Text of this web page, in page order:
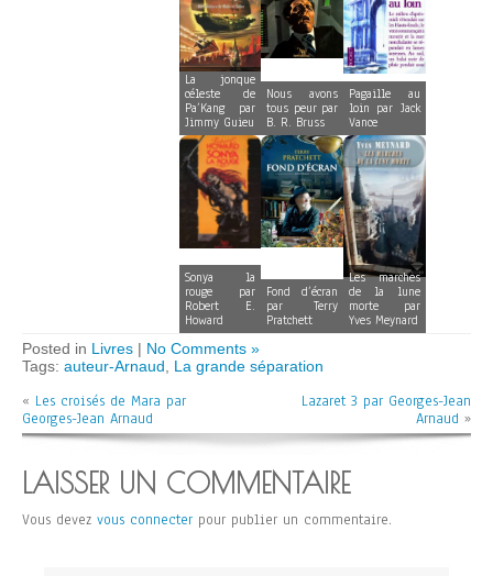
La jonque
céleste de
Pa’Kang par
Jimmy Guieu
Nous avons
tous peur par
B. R. Bruss
Pagaille au
loin par Jack
Vance
Sonya la
rouge par
Robert E.
Howard
Fond d’écran
par Terry
Pratchett
Les marches
de la lune
morte par
Yves Meynard
Posted in Livres | No Comments »
Tags: auteur-Arnaud, La grande séparation
« Les croisés de Mara par
Georges-Jean Arnaud
Lazaret 3 par Georges-Jean
Arnaud »
LAISSER UN COMMENTAIRE
Vous devez vous connecter pour publier un commentaire.